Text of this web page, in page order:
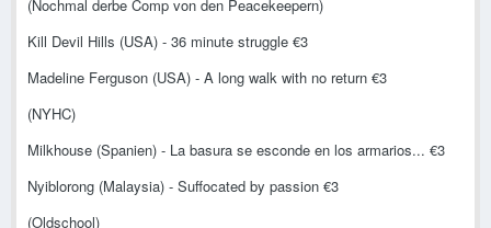
(Nochmal derbe Comp von den Peacekeepern)
Kill Devil Hills (USA) - 36 minute struggle €3
Madeline Ferguson (USA) - A long walk with no return €3
(NYHC)
Milkhouse (Spanien) - La basura se esconde en los armarios... €3
Nyiblorong (Malaysia) - Suffocated by passion €3
(Oldschool)